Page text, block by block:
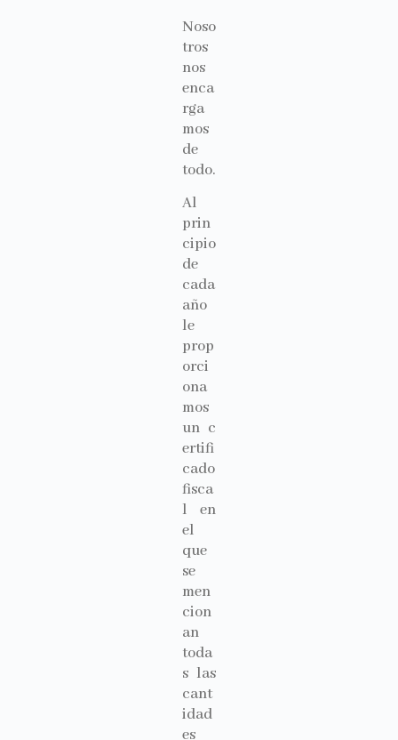
Noso
tros
nos
enca
rga
mos
de
todo.
Al
prin
cipio
de
cada
año
le
prop
orci
ona
mos
un c
ertifi
cado
fisca
len
el
que
se
men
cion
an
toda
s las
cant
idad
es